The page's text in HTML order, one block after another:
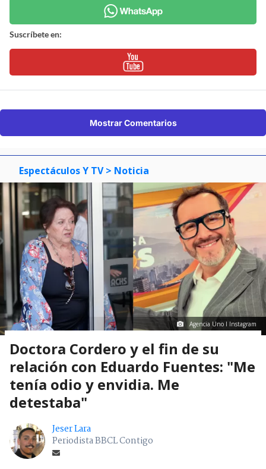
Suscríbete en:
Mostrar Comentarios
Espectáculos Y TV > Noticia
Agencia Uno I Instagram
Doctora Cordero y el fin de su
relación con Eduardo Fuentes: "Me
tenía odio y envidia. Me
detestaba"
Jeser Lara
Periodista BBCL Contigo